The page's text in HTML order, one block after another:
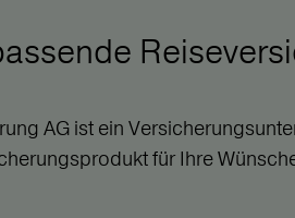
AG ist ein
für Ihre